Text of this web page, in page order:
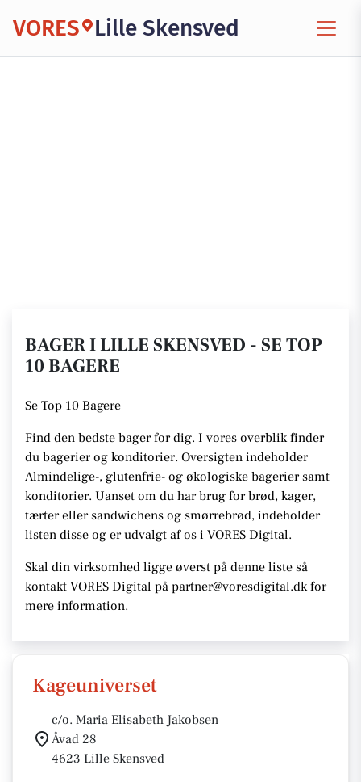
VORES Lille Skensved
BAGER I LILLE SKENSVED - SE TOP
10 BAGERE
Se Top 10 Bagere
Find den bedste bager for dig. I vores overblik finder
du bagerier og konditorier. Oversigten indeholder
Almindelige-, glutenfrie- og økologiske bagerier samt
konditorier. Uanset om du har brug for brød, kager,
tærter eller sandwichens og smørrebrød, indeholder
listen disse og er udvalgt af os i VORES Digital.
Skal din virksomhed ligge øverst på denne liste så
kontakt VORES Digital på partner@voresdigital.dk for
mere information.
Kageuniverset
c/o. Maria Elisabeth Jakobsen
Åvad 28
4623 Lille Skensved